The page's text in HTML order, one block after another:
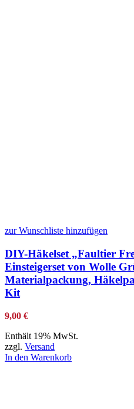
zur Wunschliste hinzufügen
DIY-Häkelset „Faultier
Einsteigerset von Wolle
Materialpackung,
Kit
9,00 €
Enthält 19% MwSt.
zzgl. Versand
In den Warenkorb